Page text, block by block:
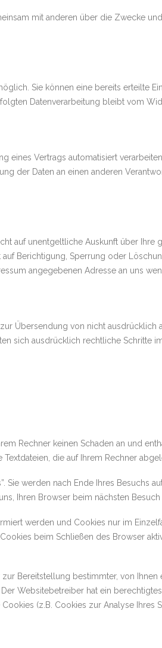
mit anderen über die Zwecke
Sie können eine bereits erteilte
Datenverarbeitung bleibt vom
eines Vertrags automatisiert
der Daten an einen anderen
auf unentgeltliche Auskunft über
Berichtigung, Sperrung oder
angegebenen Adresse an uns
Übersendung von nicht ausdrücklich
sich ausdrücklich rechtliche Schritte
Rechner keinen Schaden an und
die auf Ihrem Rechner
Sie werden nach Ende Ihres Besuchs
Ihren Browser beim nächsten Besuch
werden und Cookies nur im
beim Schließen des Browser
Bereitstellung bestimmter, von Ihnen
Websitebetreiber hat ein
(z.B. Cookies zur Analyse Ihres